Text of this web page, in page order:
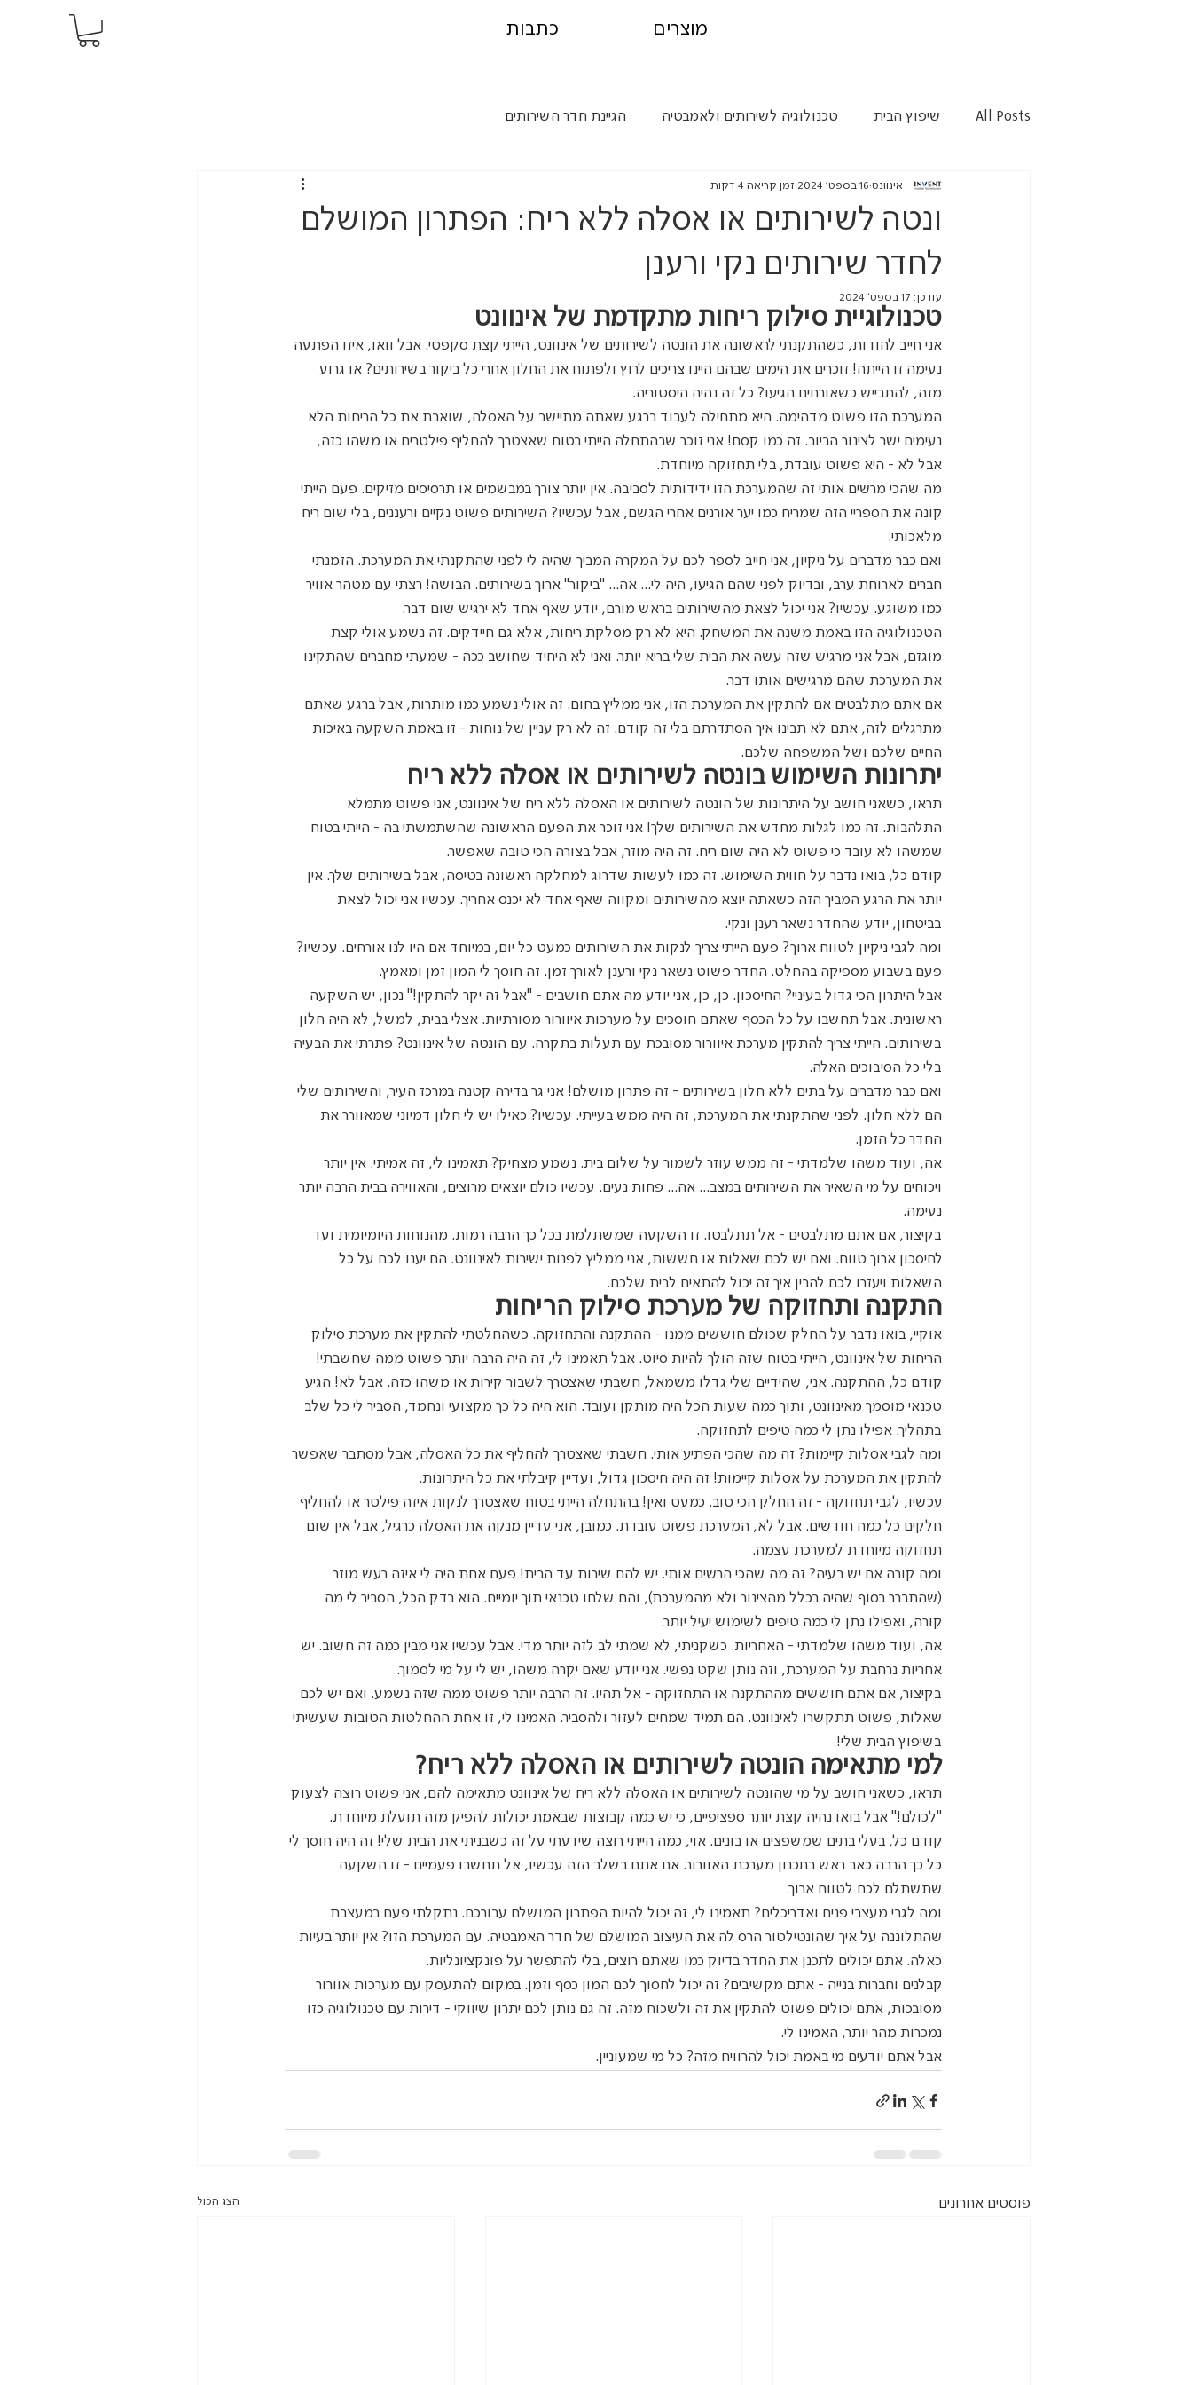
מוצרים כתבות
All Posts שיפוץ הבית טכנולוגיה לשירותים ולאמבטיה הגיינת חדר השירותים
ונטה לשירותים או אסלה ללא ריח: הפתרון המושלם
לחדר שירותים נקי ורענן
אינוונט 16 בספט׳ 2024 זמן קריאה 4 דקות
עודכן: 17 בספט׳ 2024
טכנולוגיית סילוק ריחות מתקדמת של אינוונט
אני חייב להודות, כשהתקנתי לראשונה את הונטה לשירותים של אינוונט, הייתי קצת סקפטי. אבל וואו, איזו הפתעה
נעימה זו הייתה! זוכרים את הימים שבהם היינו צריכים לרוץ ולפתוח את החלון אחרי כל ביקור בשירותים? או גרוע
מזה, להתבייש כשאורחים הגיעו? כל זה נהיה היסטוריה.
המערכת הזו פשוט מדהימה. היא מתחילה לעבוד ברגע שאתה מתיישב על האסלה, שואבת את כל הריחות הלא
נעימים ישר לצינור הביוב. זה כמו קסם! אני זוכר שבהתחלה הייתי בטוח שאצטרך להחליף פילטרים או משהו כזה,
אבל לא - היא פשוט עובדת, בלי תחזוקה מיוחדת.
מה שהכי מרשים אותי זה שהמערכת הזו ידידותית לסביבה. אין יותר צורך במבשמים או תרסיסים מזיקים. פעם הייתי
קונה את הספריי הזה שמריח כמו יער אורנים אחרי הגשם, אבל עכשיו? השירותים פשוט נקיים ורעננים, בלי שום ריח
מלאכותי.
ואם כבר מדברים על ניקיון, אני חייב לספר לכם על המקרה המביך שהיה לי לפני שהתקנתי את המערכת. הזמנתי
חברים לארוחת ערב, ובדיוק לפני שהם הגיעו, היה לי... אה... "ביקור" ארוך בשירותים. הבושה! רצתי עם מטהר אוויר
כמו משוגע. עכשיו? אני יכול לצאת מהשירותים בראש מורם, יודע שאף אחד לא ירגיש שום דבר.
הטכנולוגיה הזו באמת משנה את המשחק. היא לא רק מסלקת ריחות, אלא גם חיידקים. זה נשמע אולי קצת
מוגזם, אבל אני מרגיש שזה עשה את הבית שלי בריא יותר. ואני לא היחיד שחושב ככה - שמעתי מחברים שהתקינו
את המערכת שהם מרגישים אותו דבר.
אם אתם מתלבטים אם להתקין את המערכת הזו, אני ממליץ בחום. זה אולי נשמע כמו מותרות, אבל ברגע שאתם
מתרגלים לזה, אתם לא תבינו איך הסתדרתם בלי זה קודם. זה לא רק עניין של נוחות - זו באמת השקעה באיכות
החיים שלכם ושל המשפחה שלכם.
יתרונות השימוש בונטה לשירותים או אסלה ללא ריח
תראו, כשאני חושב על היתרונות של הונטה לשירותים או האסלה ללא ריח של אינוונט, אני פשוט מתמלא
התלהבות. זה כמו לגלות מחדש את השירותים שלך! אני זוכר את הפעם הראשונה שהשתמשתי בה - הייתי בטוח
שמשהו לא עובד כי פשוט לא היה שום ריח. זה היה מוזר, אבל בצורה הכי טובה שאפשר.
קודם כל, בואו נדבר על חווית השימוש. זה כמו לעשות שדרוג למחלקה ראשונה בטיסה, אבל בשירותים שלך. אין
יותר את הרגע המביך הזה כשאתה יוצא מהשירותים ומקווה שאף אחד לא יכנס אחריך. עכשיו אני יכול לצאת
בביטחון, יודע שהחדר נשאר רענן ונקי.
ומה לגבי ניקיון לטווח ארוך? פעם הייתי צריך לנקות את השירותים כמעט כל יום, במיוחד אם היו לנו אורחים. עכשיו?
פעם בשבוע מספיקה בהחלט. החדר פשוט נשאר נקי ורענן לאורך זמן. זה חוסך לי המון זמן ומאמץ.
אבל היתרון הכי גדול בעיניי? החיסכון. כן, כן, אני יודע מה אתם חושבים - "אבל זה יקר להתקין!" נכון, יש השקעה
ראשונית. אבל תחשבו על כל הכסף שאתם חוסכים על מערכות איוורור מסורתיות. אצלי בבית, למשל, לא היה חלון
בשירותים. הייתי צריך להתקין מערכת איוורור מסובכת עם תעלות בתקרה. עם הונטה של אינוונט? פתרתי את הבעיה
בלי כל הסיבוכים האלה.
ואם כבר מדברים על בתים ללא חלון בשירותים - זה פתרון מושלם! אני גר בדירה קטנה במרכז העיר, והשירותים שלי
הם ללא חלון. לפני שהתקנתי את המערכת, זה היה ממש בעייתי. עכשיו? כאילו יש לי חלון דמיוני שמאוורר את
החדר כל הזמן.
אה, ועוד משהו שלמדתי - זה ממש עוזר לשמור על שלום בית. נשמע מצחיק? תאמינו לי, זה אמיתי. אין יותר
ויכוחים על מי השאיר את השירותים במצב... אה... פחות נעים. עכשיו כולם יוצאים מרוצים, והאווירה בבית הרבה יותר
נעימה.
בקיצור, אם אתם מתלבטים - אל תתלבטו. זו השקעה שמשתלמת בכל כך הרבה רמות. מהנוחות היומיומית ועד
לחיסכון ארוך טווח. ואם יש לכם שאלות או חששות, אני ממליץ לפנות ישירות לאינוונט. הם יענו לכם על כל
השאלות ויעזרו לכם להבין איך זה יכול להתאים לבית שלכם.
התקנה ותחזוקה של מערכת סילוק הריחות
אוקיי, בואו נדבר על החלק שכולם חוששים ממנו - ההתקנה והתחזוקה. כשהחלטתי להתקין את מערכת סילוק
הריחות של אינוונט, הייתי בטוח שזה הולך להיות סיוט. אבל תאמינו לי, זה היה הרבה יותר פשוט ממה שחשבתי!
קודם כל, ההתקנה. אני, שהידיים שלי גדלו משמאל, חשבתי שאצטרך לשבור קירות או משהו כזה. אבל לא! הגיע
טכנאי מוסמך מאינוונט, ותוך כמה שעות הכל היה מותקן ועובד. הוא היה כל כך מקצועי ונחמד, הסביר לי כל שלב
בתהליך. אפילו נתן לי כמה טיפים לתחזוקה.
ומה לגבי אסלות קיימות? זה מה שהכי הפתיע אותי. חשבתי שאצטרך להחליף את כל האסלה, אבל מסתבר שאפשר
להתקין את המערכת על אסלות קיימות! זה היה חיסכון גדול, ועדיין קיבלתי את כל היתרונות.
עכשיו, לגבי תחזוקה - זה החלק הכי טוב. כמעט ואין! בהתחלה הייתי בטוח שאצטרך לנקות איזה פילטר או להחליף
חלקים כל כמה חודשים. אבל לא, המערכת פשוט עובדת. כמובן, אני עדיין מנקה את האסלה כרגיל, אבל אין שום
תחזוקה מיוחדת למערכת עצמה.
ומה קורה אם יש בעיה? זה מה שהכי הרשים אותי. יש להם שירות עד הבית! פעם אחת היה לי איזה רעש מוזר
(שהתברר בסוף שהיה בכלל מהצינור ולא מהמערכת), והם שלחו טכנאי תוך יומיים. הוא בדק הכל, הסביר לי מה
קורה, ואפילו נתן לי כמה טיפים לשימוש יעיל יותר.
אה, ועוד משהו שלמדתי - האחריות. כשקניתי, לא שמתי לב לזה יותר מדי. אבל עכשיו אני מבין כמה זה חשוב. יש
אחריות נרחבת על המערכת, וזה נותן שקט נפשי. אני יודע שאם יקרה משהו, יש לי על מי לסמוך.
בקיצור, אם אתם חוששים מההתקנה או התחזוקה - אל תהיו. זה הרבה יותר פשוט ממה שזה נשמע. ואם יש לכם
שאלות, פשוט תתקשרו לאינוונט. הם תמיד שמחים לעזור ולהסביר. האמינו לי, זו אחת ההחלטות הטובות שעשיתי
בשיפוץ הבית שלי!
למי מתאימה הונטה לשירותים או האסלה ללא ריח?
תראו, כשאני חושב על מי שהונטה לשירותים או האסלה ללא ריח של אינוונט מתאימה להם, אני פשוט רוצה לצעוק
"לכולם!" אבל בואו נהיה קצת יותר ספציפיים, כי יש כמה קבוצות שבאמת יכולות להפיק מזה תועלת מיוחדת.
קודם כל, בעלי בתים שמשפצים או בונים. אוי, כמה הייתי רוצה שידעתי על זה כשבניתי את הבית שלי! זה היה חוסך לי
כל כך הרבה כאב ראש בתכנון מערכת האוורור. אם אתם בשלב הזה עכשיו, אל תחשבו פעמיים - זו השקעה
שתשתלם לכם לטווח ארוך.
ומה לגבי מעצבי פנים ואדריכלים? תאמינו לי, זה יכול להיות הפתרון המושלם עבורכם. נתקלתי פעם במעצבת
שהתלוננה על איך שהונטילטור הרס לה את העיצוב המושלם של חדר האמבטיה. עם המערכת הזו? אין יותר בעיות
כאלה. אתם יכולים לתכנן את החדר בדיוק כמו שאתם רוצים, בלי להתפשר על פונקציונליות.
קבלנים וחברות בנייה - אתם מקשיבים? זה יכול לחסוך לכם המון כסף וזמן. במקום להתעסק עם מערכות אוורור
מסובכות, אתם יכולים פשוט להתקין את זה ולשכוח מזה. זה גם נותן לכם יתרון שיווקי - דירות עם טכנולוגיה כזו
נמכרות מהר יותר, האמינו לי.
אבל אתם יודעים מי באמת יכול להרוויח מזה? כל מי שמעוניין.
פוסטים אחרונים הצג הכול